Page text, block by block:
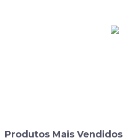
Produtos Mais Vendidos